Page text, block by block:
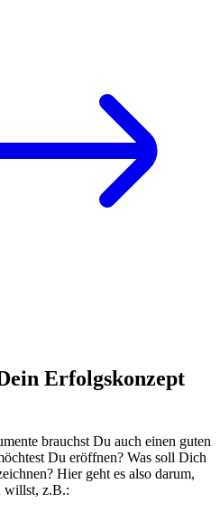
Erfolgskonzept
brauchst Du auch einen guten
Du eröffnen? Was soll Dich
Hier geht es also darum,
willst, z.B.: